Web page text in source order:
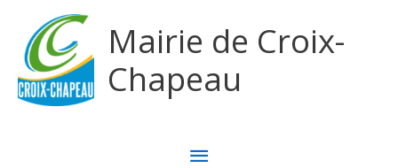
Mairie de Croix-
Chapeau
MENU